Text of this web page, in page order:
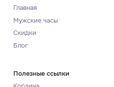
Главная
Мужские часы
Скидки
Блог
Полезные ссылки